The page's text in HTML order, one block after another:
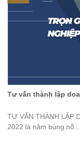
Tư vấn thành lập
TƯ VẤN THÀNH LẬP
2022 là năm bùng nổ...